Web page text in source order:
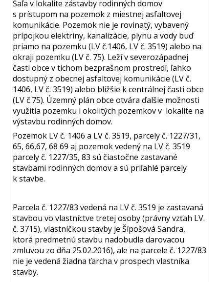
Šaľa v lokalite zástavby rodinných domov
s prístupom na pozemok z miestnej asfaltovej
komunikácie. Pozemok nie je rovinatý, vybavený
prípojkou elektriny, kanalizácie, plynu a vody buď
priamo na pozemku (LV č.1406, LV č. 3519) alebo na
okraji pozemku (LV č. 75). Leží v severozápadnej
časti obce v tichom bezprašnom prostredí, ľahko
dostupný z obecnej asfaltovej komunikácie (LV č.
1406, LV č. 3519) alebo bližšie k centrálnej časti obce
(LV č.75). Územný plán obce otvára ďalšie možnosti
využitia pozemku i okolitých pozemkov v lokalite na
výstavbu rodinných domov.
Pozemok LV č. 1406 a LV č. 3519, parcely č. 1227/31,
65, 66,67, 68 69 aj pozemok vedený na LV č. 3519
parcely č. 1227/35, 83 sú čiastočne zastavané
stavbami rodinných domov a sú priľahlé parcely
k stavbe.
Parcela č. 1227/83 vedená na LV č. 3519 je zastavaná
stavbou vo vlastníctve tretej osoby (právny vzťah LV.
č. 3715), vlastníčkou stavby je Šípošová Sandra,
ktorá predmetnú stavbu nadobudla darovacou
zmluvou zo dňa 25.02.2016), ale na parcele č. 1227/83
nie je vedená žiadna ťarcha v prospech vlastníka
stavby.